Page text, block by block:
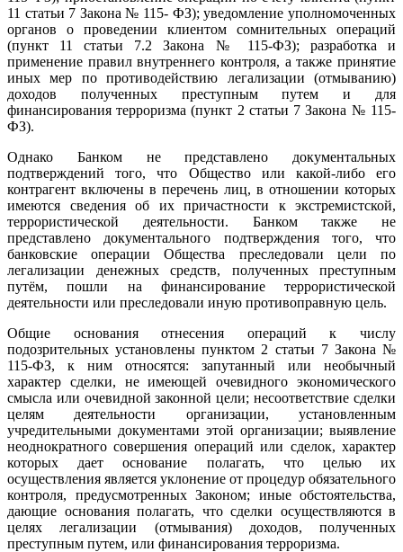
11 статьи 7 Закона № 115- ФЗ); уведомление уполномоченных
органов о проведении клиентом сомнительных операций
(пункт 11 статьи 7.2 Закона № 115-ФЗ); разработка и
применение правил внутреннего контроля, а также принятие
иных мер по противодействию легализации (отмыванию)
доходов полученных преступным путем и для
финансирования терроризма (пункт 2 статьи 7 Закона № 115-
ФЗ).
Однако Банком не представлено документальных
подтверждений того, что Общество или какой-либо его
контрагент включены в перечень лиц, в отношении которых
имеются сведения об их причастности к экстремистской,
террористической деятельности. Банком также не
представлено документального подтверждения того, что
банковские операции Общества преследовали цели по
легализации денежных средств, полученных преступным
путём, пошли на финансирование террористической
деятельности или преследовали иную противоправную цель.
Общие основания отнесения операций к числу
подозрительных установлены пунктом 2 статьи 7 Закона №
115-ФЗ, к ним относятся: запутанный или необычный
характер сделки, не имеющей очевидного экономического
смысла или очевидной законной цели; несоответствие сделки
целям деятельности организации, установленным
учредительными документами этой организации; выявление
неоднократного совершения операций или сделок, характер
которых дает основание полагать, что целью их
осуществления является уклонение от процедур обязательного
контроля, предусмотренных Законом; иные обстоятельства,
дающие основания полагать, что сделки осуществляются в
целях легализации (отмывания) доходов, полученных
преступным путем, или финансирования терроризма.